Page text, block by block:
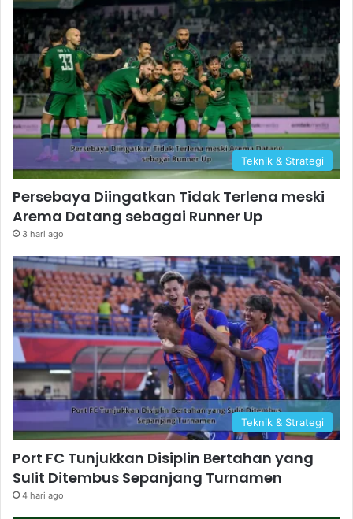
Teknik & Strategi
Persebaya Diingatkan Tidak Terlena meski
Arema Datang sebagai Runner Up
3 hari ago
Teknik & Strategi
Port FC Tunjukkan Disiplin Bertahan yang
Sulit Ditembus Sepanjang Turnamen
4 hari ago